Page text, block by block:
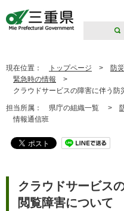
現在位置： トップページ > 防
緊急時の情報 >
クラウドサービスの障害に伴う防
担当所属： 県庁の組織一覧 >
情報通信班
クラウドサービス
閲覧障害について